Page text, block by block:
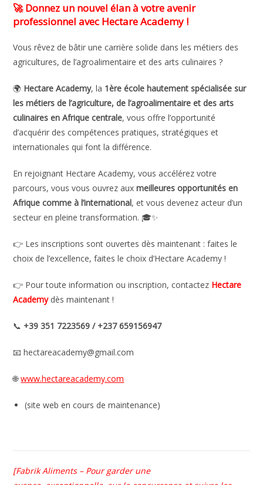
🚀Donnez un nouvel élan à votre avenir
professionnel avec Hectare Academy !
Vous rêvez de bâtir une carrière solide dans les métiers des
agricultures, de l’agroalimentaire et des arts culinaires ?
🌍 Hectare Academy, la 1ère école hautement spécialisée sur
les métiers de l’agriculture, de l’agroalimentaire et des arts
culinaires en Afrique centrale, vous offre l’opportunité
d’acquérir des compétences pratiques, stratégiques et
internationales qui font la différence.
En rejoignant Hectare Academy, vous accélérez votre
parcours, vous vous ouvrez auxmeilleures opportunités en
Afrique comme à l’international, et vous devenez acteur d’un
secteur en pleine transformation. 🎓✨
👉 Les inscriptions sont ouvertes dès maintenant : faites le
choix de l’excellence, faites le choix d’Hectare Academy !
👉 Pour toute information ou inscription, contactez Hectare
Academydès maintenant !
📞 +39 351 7223569 / +237 659156947
📧 hectareacademy@gmail.com
🌐www.hectareacademy.com
(site web en cours de maintenance)
[Fabrik Aliments – Pour garder une